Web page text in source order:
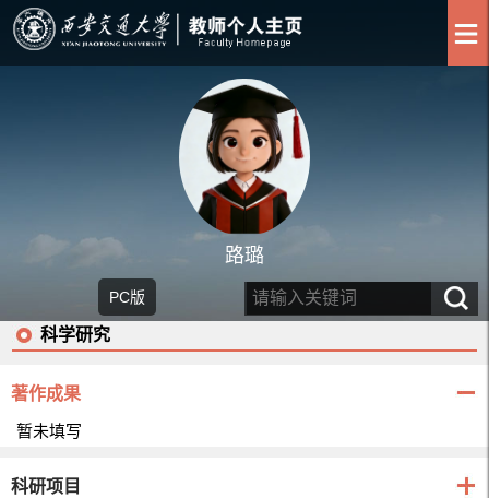
路璐
科学研究
著作成果
暂未填写
科研项目
PC版